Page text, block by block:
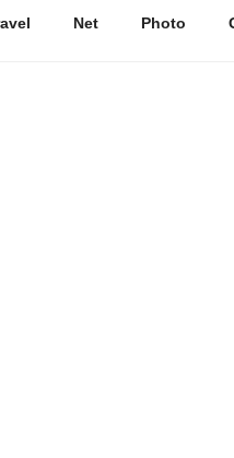
Net Photo